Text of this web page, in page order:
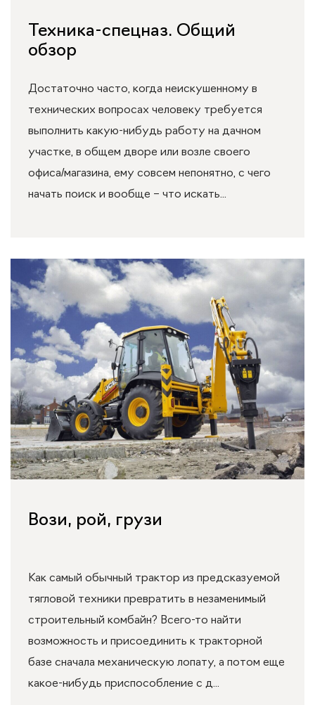
Техника-спецназ. Общий
обзор
Достаточно часто, когда неискушенному в
технических вопросах человеку требуется
выполнить какую-нибудь работу на дачном
участке, в общем дворе или возле своего
офиса/магазина, ему совсем непонятно, с чего
начать поиск и вообще – что искать...
Вози, рой, грузи
Как самый обычный трактор из предсказуемой
тягловой техники превратить в незаменимый
строительный комбайн? Всего-то найти
возможность и присоединить к тракторной
базе сначала механическую лопату, а потом еще
какое-нибудь приспособление с д...